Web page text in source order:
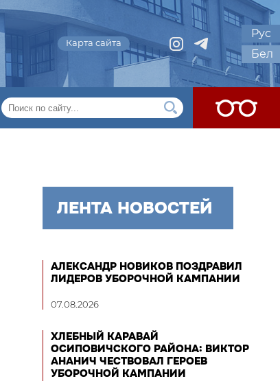
Карта сайта
Рус
Бел
ЛЕНТА НОВОСТЕЙ
АЛЕКСАНДР НОВИКОВ ПОЗДРАВИЛ
ЛИДЕРОВ УБОРОЧНОЙ КАМПАНИИ
07.08.2026
ХЛЕБНЫЙ КАРАВАЙ
ОСИПОВИЧСКОГО РАЙОНА: ВИКТОР
АНАНИЧ ЧЕСТВОВАЛ ГЕРОЕВ
УБОРОЧНОЙ КАМПАНИИ